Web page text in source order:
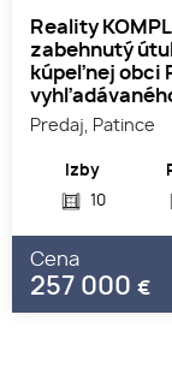
Reality
zabehnutý
kúpeľnej obci
Predaj, Patince
Izby
10
Cena
257 000 €